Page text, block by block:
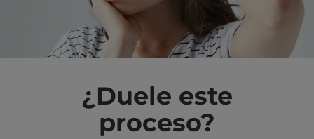
¿Duele este
proceso?